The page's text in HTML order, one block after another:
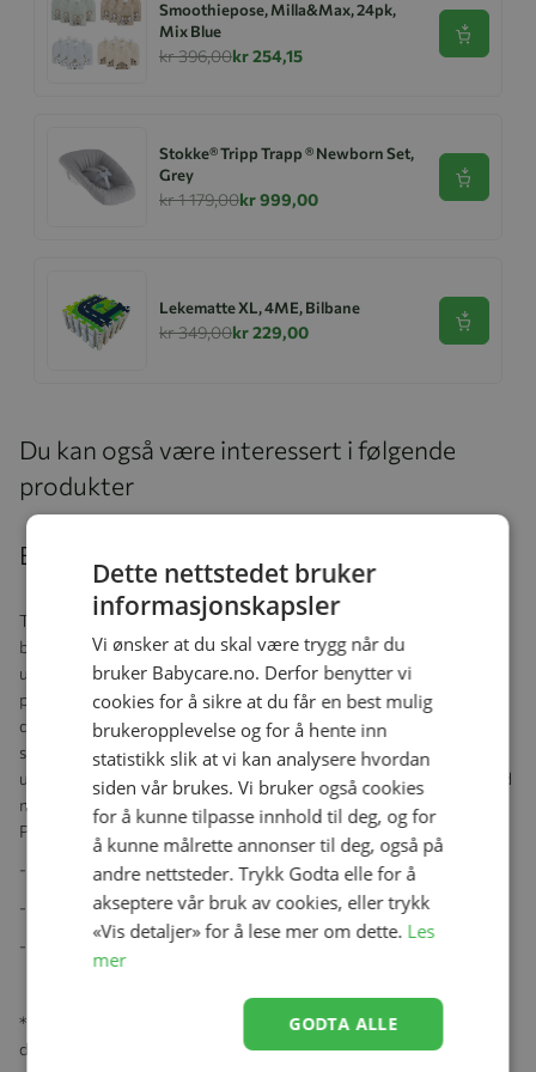
Smoothiepose, Milla&Max, 24pk,
Mix Blue
kr 396,00kr 254,15
Se
Stokke® Tripp Trapp ® Newborn Set,
Grey
kr 1 179,00kr 999,00
Se
Lekematte XL, 4ME, Bilbane
kr 349,00kr 229,00 Se
Beskrivelse
Tripp Trapp ®-stolen er designet slik at den passer helt inntil
bordet og gir barnet mulighet til å delta med resten av familien
under måltidet. I enkelte situasjoner kan alikevel et brett som
passer til stolen,* være et nyttig tilbehør. Med Stokke®Brett gjør
du Tripp Trapp®til en fullverdig frittstående høystol. Det rene
skandinaviske uttrykket passer perfekt til Tripp Trapp®
unik sitteopplevelse. Den passer perfekt til lek eller et raskt måltid
mens mor eller far lager mat, eller når det er mange rundt bordet.
Passer for barn fra 6 måneder til 3 år.
- Øker Tripp Trapp®-stolens bruksområder i hjemmet.
- BPA-fri plast som er lett å rengjøre.
- Kompatibelt med Stokke® V2 Baby Set.
* Stokke
Brett sikrer ikke barnet i stolen. Vi anbefaler derfor at
du alltid bruker Tripp Trapp
-selen når barnet sitter i stolen.
Du kan også være interessert i følgende
produkter
Dette nettstedet bruker
informasjonskapsler
Vi ønsker at du skal være trygg når du
bruker Babycare.no. Derfor benytter vi
cookies for å sikre at du får en best mulig
brukeropplevelse og for å hente inn
statistikk slik at vi kan analysere hvordan
siden vår brukes. Vi bruker også cookies
for å kunne tilpasse innhold til deg, og for
å kunne målrette annonser til deg, også på
andre nettsteder. Trykk Godta elle for å
akseptere vår bruk av cookies, eller trykk
«Vis detaljer» for å lese mer om dette. Les
mer
GODTA ALLE